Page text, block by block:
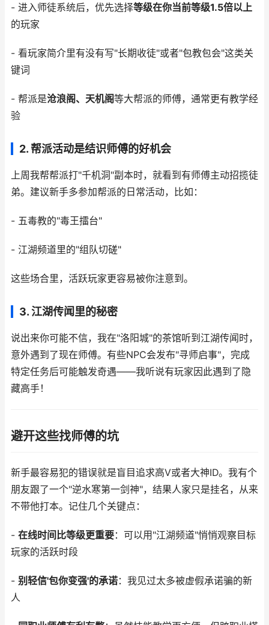
- 进入师徒系统后，优先选择等级在你当前等级1.5倍以上
的玩家
- 看玩家简介里有没有写"长期收徒"或者"包教包会"这类关
键词
- 帮派是沧浪阁、天机阁等大帮派的师傅，通常更有教学经
验
2. 帮派活动是结识师傅的好机会
上周我帮帮派打"千机洞"副本时，就看到有师傅主动招揽徒
弟。建议新手多参加帮派的日常活动，比如：
- 五毒教的"毒王擂台"
- 江湖频道里的"组队切磋"
这些场合里，活跃玩家更容易被你注意到。
3.江湖传闻里的秘密
说出来你可能不信，我在"洛阳城"的茶馆听到江湖传闻时，
意外遇到了现在师傅。有些NPC会发布"寻师启事"，完成
特定任务后可能触发奇遇——我听说有玩家因此遇到了隐
藏高手！
避开这些找师傅的坑
新手最容易犯的错误就是盲目追求高V或者大神ID。我有个
朋友跟了一个"逆水寒第一剑神"，结果人家只是挂名，从来
不带他打本。记住几个关键点：
- 在线时间比等级更重要：可以用"江湖频道"悄悄观察目标
玩家的活跃时段
- 别轻信'包你变强'的承诺：我见过太多被虚假承诺骗的新
人